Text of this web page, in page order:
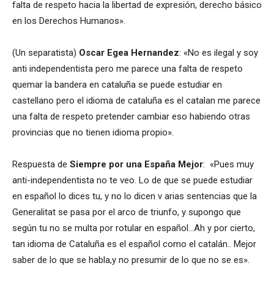
falta de respeto hacia la libertad de expresión, derecho básico
en los Derechos Humanos».
(Un separatista) Oscar Egea Hernandez: «No es ilegal y soy
anti independentista pero me parece una falta de respeto
quemar la bandera en cataluña se puede estudiar en
castellano pero el idioma de cataluña es el catalan me parece
una falta de respeto pretender cambiar eso habiendo otras
provincias que no tienen idioma propio».
Respuesta de Siempre por una España Mejor: «Pues muy
anti-independentista no te veo. Lo de que se puede estudiar
en español lo dices tu, y no lo dicen v arias sentencias que la
Generalitat se pasa por el arco de triunfo, y supongo que
según tu no se multa por rotular en español…Ah y por cierto,
tan idioma de Cataluña es el español como el catalán.. Mejor
saber de lo que se habla,y no presumir de lo que no se es».